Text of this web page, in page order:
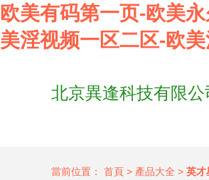
欧美有码第一页-欧美
美淫视频一区二区-欧
北京異逢科技有限公
當前位置： 首頁 > 產品大全 > 英才